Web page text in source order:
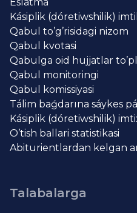
Kásiplik (dóretiwshilik)
Qabul to’g’risidagi nizom
Qabul kvotasi
Qabulga oid hujjatlar
Qabul monitoringi
Qabul komissiyasi
Tálim baǵdarına sáykes
Kásiplik (dóretiwshilik)
O’tish ballari statistikasi
Abiturientlardan kelgan
Talabalarga